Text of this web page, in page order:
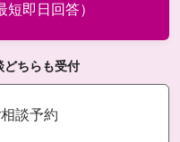
即日回答）
どちらも受付
談予約